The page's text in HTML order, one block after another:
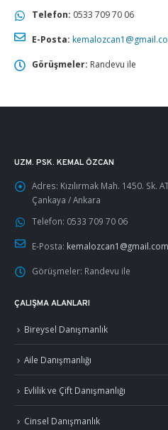
Telefon: 0533 709 70 06
E-Posta:
Görüşmeler: Randevu ile
UZM. PSK. KEMAL ÖZCAN
Adres: Kızılırmak Mah. 1450. Sk.
Çankaya / Ankara
Telefon: 0533 709 70 06
E-Posta: kemalozcan1@gmail.com
Görüşmeler: Randevu ile
ÇALIŞMA ALANLARI
Bireysel Danışmanlık
Aile Danışmanlığı
Evlilik ve Çift Danışmanlığı
Cinsel Danışmanlık